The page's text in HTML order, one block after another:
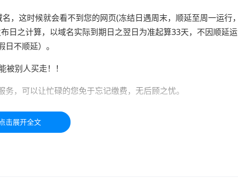
，这时候就会看不到您的网页(冻结日遇周末，顺延至周一运行，
日之计算，以域名实际到期日之翌日为准起算33天，不因顺延运
不顺延）。
别人买走！！
，可以让忙碌的您免于忘记缴费，无后顾之忧。
流，如有疑问，请联系我们48小时处理！！！！